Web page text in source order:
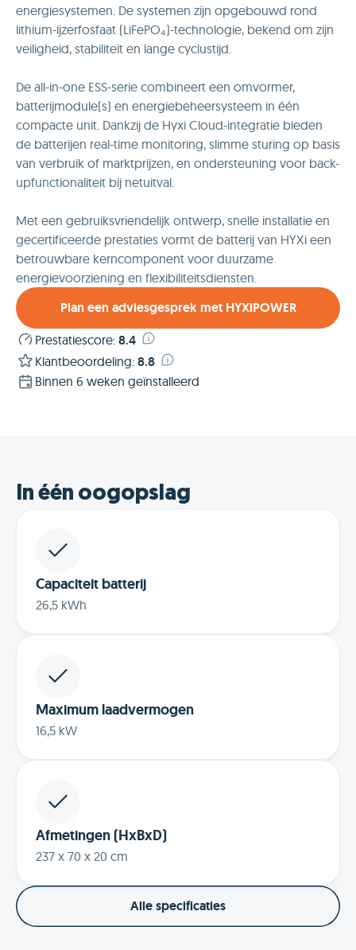
energiesystemen. De systemen zijn opgebouwd rond
lithium-ijzerfosfaat (LiFePO₄)-technologie, bekend om zijn
veiligheid, stabiliteit en lange cyclustijd.
De all-in-one ESS-serie combineert een omvormer,
batterijmodule(s) en energiebeheersysteem in één
compacte unit. Dankzij de Hyxi Cloud-integratie bieden
de batterijen real-time monitoring, slimme sturing op basis
van verbruik of marktprijzen, en ondersteuning voor back-
upfunctionaliteit bij netuitval.
Met een gebruiksvriendelijk ontwerp, snelle installatie en
gecertificeerde prestaties vormt de batterij van HYXi een
betrouwbare kerncomponent voor duurzame
energievoorziening en flexibiliteitsdiensten.
Plan een adviesgesprek met HYXiPOWER
Prestatiescore: 8.4
Klantbeoordeling: 8.8
Binnen 6 weken geïnstalleerd
In één oogopslag
Capaciteit batterij
26,5 kWh
Maximum laadvermogen
16,5 kW
Afmetingen (HxBxD)
237 x 70 x 20 cm
Alle specificaties